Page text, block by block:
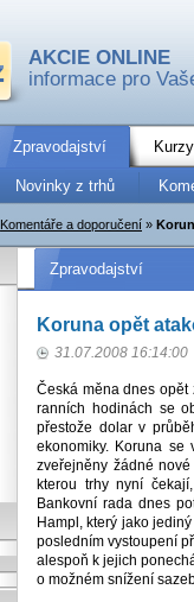
AKCIE ONLINE
informace pro
Zpravodajství
Novinky z trhů
Komentáře a doporučení »
Zpravodajství
Koruna opět
31.07.2008 16:14:00
Česká měna dnes
ranních hodinách se
přestože dolar v
ekonomiky. Koruna
zveřejněny žádné
kterou trhy nyní
Bankovní rada dnes
Hampl, který jako
posledním vystoupení
alespoň k jejich
o možném snížení